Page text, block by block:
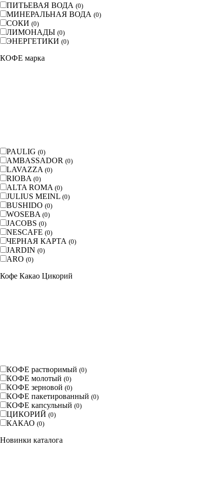
ПИТЬЕВАЯ ВОДА (0)
МИНЕРАЛЬНАЯ ВОДА (0)
СОКИ (0)
ЛИМОНАДЫ (0)
ЭНЕРГЕТИКИ (0)
КОФЕ марка
PAULIG (0)
AMBASSADOR (0)
LAVAZZA (0)
RIOBA (0)
ALTA ROMA (0)
JULIUS MEINL (0)
BUSHIDO (0)
WOSEBA (0)
JACOBS (0)
NESCAFE (0)
ЧЕРНАЯ КАРТА (0)
JARDIN (0)
ARO (0)
Кофе Какао Цикорий
КОФЕ растворимый (0)
КОФЕ молотый (0)
КОФЕ зерновой (0)
КОФЕ пакетированный (0)
КОФЕ капсульный (0)
ЦИКОРИЙ (0)
КАКАО (0)
Новинки каталога